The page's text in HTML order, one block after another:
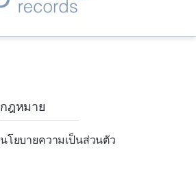
กฎหมาย
นโยบายความเป็นส่วนตัว